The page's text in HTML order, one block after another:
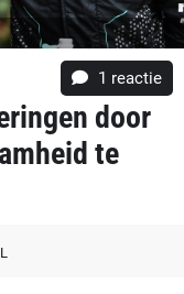
1 reactie
door
te